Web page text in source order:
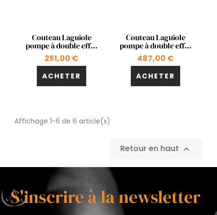
Aperçu rapide
Couteau Laguiole
pompe à double effet
en fourche de
peuplier teinté
251,00 €
ACHETER
Aperçu rapide
Couteau Laguiole
pompe à double effet
en bois de fer
487,00 €
ACHETER
Affichage 1-6 de 6 article(s)
Retour en haut 
S'inscrire à la newsletter